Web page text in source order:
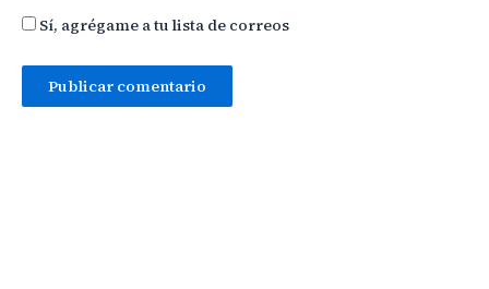
Sí, agrégame a tu lista de correos